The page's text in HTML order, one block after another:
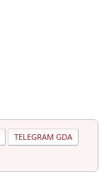
TELEGRAM GDA